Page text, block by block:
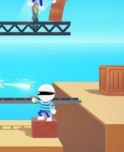
即可，很方便；
会有光效；
同的危急情况使用不同。
；